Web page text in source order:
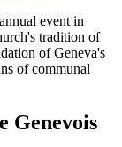
event in
tradition of
of Geneva's
of communal
Genevois